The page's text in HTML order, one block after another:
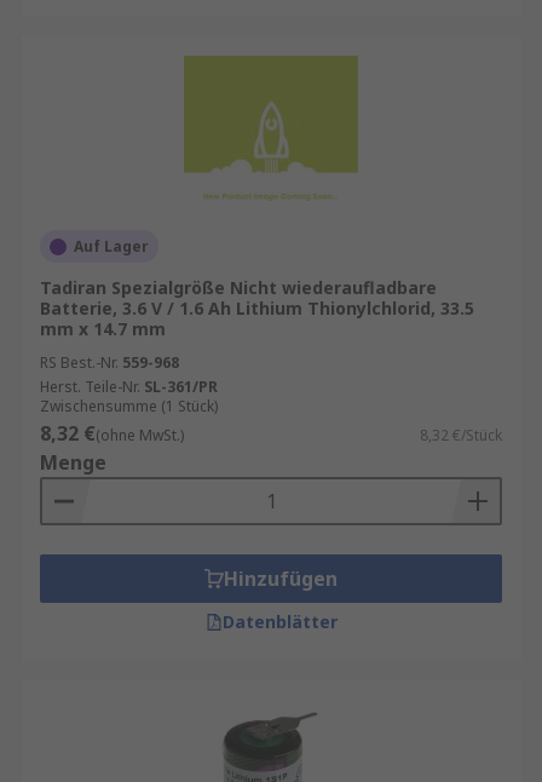
Auf Lager
Tadiran Spezialgröße Nicht wiederaufladbare
Batterie, 3.6 V / 1.6 Ah Lithium Thionylchlorid, 33.5
mm x 14.7 mm
RS Best.-Nr. 559-968
Herst. Teile-Nr. SL-361/PR
Zwischensumme (1 Stück)
8,32 €(ohne MwSt.) 8,32 €/Stück
Menge
Hinzufügen
Datenblätter